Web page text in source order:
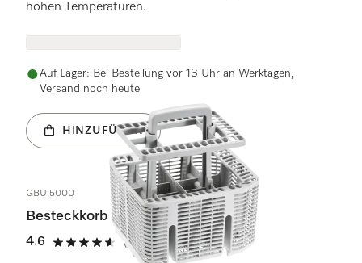
hohen Temperaturen.
Auf Lager: Bei Bestellung vor 13 Uhr an Werktagen,
Versand noch heute
HINZUFÜGEN
GBU 5000
Besteckkorb
4.6
4.6 Sterne von 5
(30 Bewertungen)